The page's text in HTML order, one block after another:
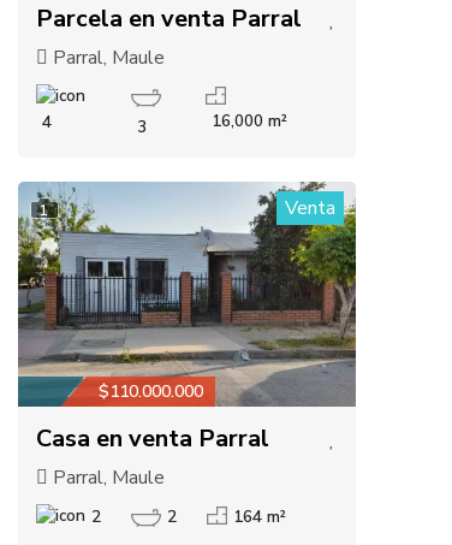
Parcela en venta Parral
Parral, Maule
4 3 16,000 m²
1 Venta
$110.000.000
Casa en venta Parral
Parral, Maule
2 2 164 m²